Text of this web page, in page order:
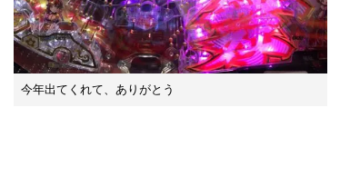
今年出てくれて、ありがとう